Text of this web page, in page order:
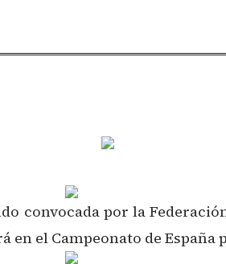
convocada por la
el Campeonato de España